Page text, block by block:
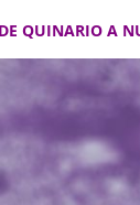
QUINARIO A